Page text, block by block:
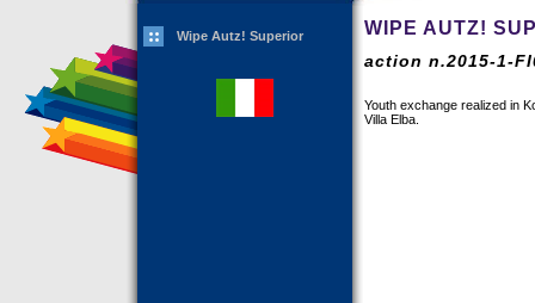
Wipe Autz! Superior WIPE AUTZ!
action n.2015-1-
Youth exchange realized in
Villa Elba.